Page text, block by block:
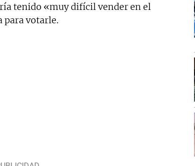
tenido «muy difícil vender en el
para votarle.